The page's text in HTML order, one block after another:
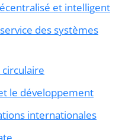
et intelligent
des systèmes
le développement
internationales